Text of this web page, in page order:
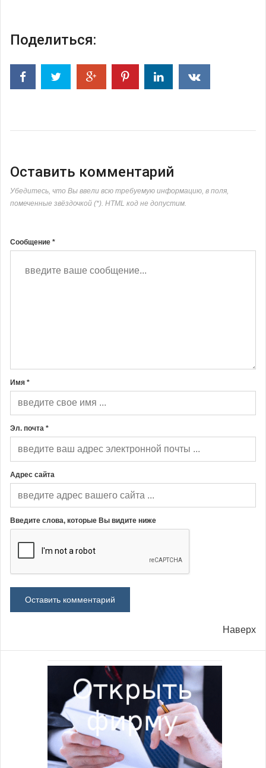
Поделиться:
Оставить комментарий
Убедитесь, что Вы ввели всю требуемую информацию, в поля,
помеченные звёздочкой (*). HTML код не допустим.
Сообщение *
Имя *
Эл. почта *
Адрес сайта
Введите слова, которые Вы видите ниже
Наверх